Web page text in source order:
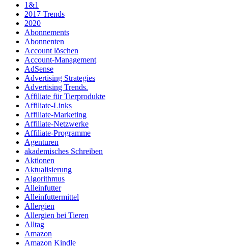
1&1
2017 Trends
2020
Abonnements
Abonnenten
Account löschen
Account-Management
AdSense
Advertising Strategies
Advertising Trends.
Affiliate für Tierprodukte
Affiliate-Links
Affiliate-Marketing
Affiliate-Netzwerke
Affiliate-Programme
Agenturen
akademisches Schreiben
Aktionen
Aktualisierung
Algorithmus
Alleinfutter
Alleinfuttermittel
Allergien
Allergien bei Tieren
Alltag
Amazon
Amazon Kindle